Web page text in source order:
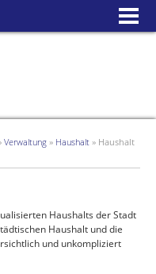
Verwaltung » Haushalt » Haushalt
Haushalts der Stadt
Haushalt und die
und unkompliziert